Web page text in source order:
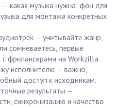
— какая музыка нужна: фон для
для монтажа конкретных
— учитывайте жанр,
сомневаетесь, первые
фрилансерами на Workzilla.
исполнителю — важно,
доступ к исходникам.
результаты —
синхронизацию и качество